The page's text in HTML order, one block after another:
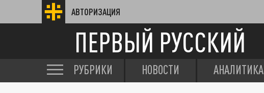
АВТОРИЗАЦИЯ
ПЕРВЫЙ РУССКИЙ
РУБРИКИ НОВОСТИ АНАЛИТИКА